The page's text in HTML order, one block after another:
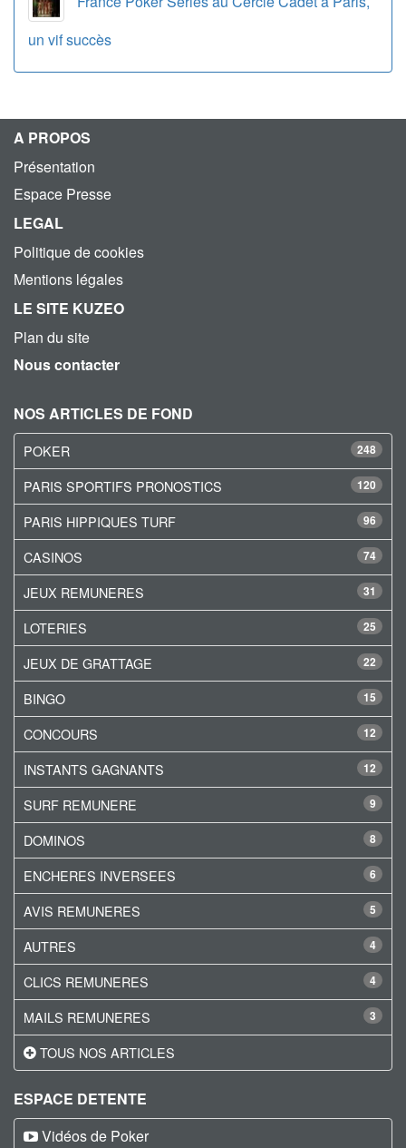
un vif succès
A PROPOS
Présentation
Espace Presse
LEGAL
Politique de cookies
Mentions légales
LE SITE KUZEO
Plan du site
Nous contacter
NOS ARTICLES DE FOND
248
POKER
120
PARIS SPORTIFS PRONOSTICS
96
PARIS HIPPIQUES TURF
74
CASINOS
31
JEUX REMUNERES
25
LOTERIES
22
JEUX DE GRATTAGE
15
BINGO
12
CONCOURS
12
INSTANTS GAGNANTS
9
SURF REMUNERE
8
DOMINOS
6
ENCHERES INVERSEES
5
AVIS REMUNERES
4
AUTRES
4
CLICS REMUNERES
3
MAILS REMUNERES
TOUS NOS ARTICLES
ESPACE DETENTE
Vidéos de Poker